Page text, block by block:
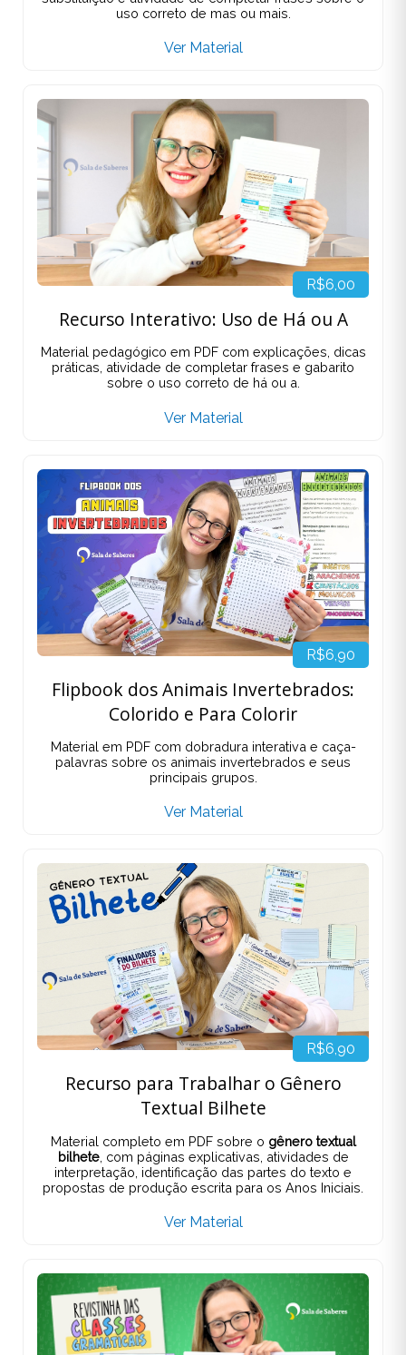
uso correto de mas ou mais.
Ver Material
R$6,00
Recurso Interativo: Uso de Há ou A
Material pedagógico em PDF com explicações, dicas
práticas, atividade de completar frases e gabarito
sobre o uso correto de há ou a.
Ver Material
R$6,90
Flipbook dos Animais Invertebrados:
Colorido e Para Colorir
Material em PDF com dobradura interativa e caça-
palavras sobre os animais invertebrados e seus
principais grupos.
Ver Material
R$6,90
Recurso para Trabalhar o Gênero
Textual Bilhete
Material completo em PDF sobre o gênero textual
bilhete, com páginas explicativas, atividades de
interpretação, identificação das partes do texto e
propostas de produção escrita para os Anos Iniciais.
Ver Material